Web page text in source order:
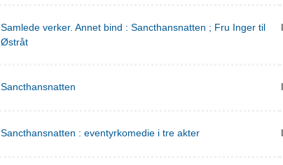
Samlede verker. Annet bind : Sancthansnatten ; Fru Inger til
Østråt
Sancthansnatten
Sancthansnatten : eventyrkomedie i tre akter